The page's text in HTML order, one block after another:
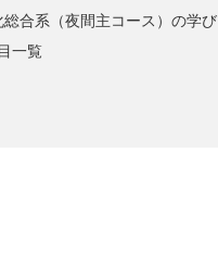
総合系（夜間主コース）の学び
一覧